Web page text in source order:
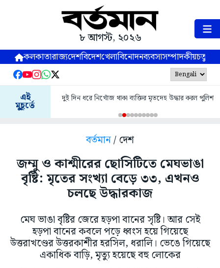
৮ আগস্ট, ২০২৬
কলকাতারাজ্যদেশবিদেশখেলাবিনোদনব্যবসাসম্পাদকীয়
এই
মুহূর্তে
দুই দিন ধরে নিখোঁজ থাকা ব্যক্তির মৃতদেহ উদ্ধার করল পুলিশ
বর্তমান/ দেশ
জম্মু ও কাশ্মীরের ছোসিটিতে মেঘভাঙা
বৃষ্টি: মৃতের সংখ্যা বেড়ে ৩৩, এখনও
চলছে উদ্ধারকাজ
মেঘ ভাঙা বৃষ্টির জেরে হড়পা বানের সৃষ্টি। আর সেই
হড়পা বানের কবলে পড়ে ধ্বংস হয়ে গিয়েছে
উত্তরাখণ্ডের উত্তরকাশীর হরসিল, ধরালি। ভেঙে গিয়েছে
একাধিক বাড়ি, মৃত্যু হয়েছে বহু লোকের